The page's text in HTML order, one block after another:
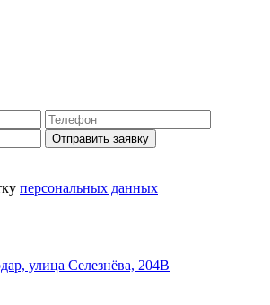
Отправить заявку
персональных данных
улица Селезнёва, 204В